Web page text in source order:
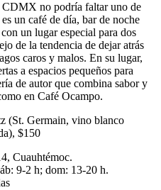
CDMX no podría faltar uno de
es un café de día, bar de noche
un lugar especial para dos
de la tendencia de dejar atrás
caros y malos. En su lugar,
a espacios pequeños para
de autor que combina sabor y
en Café Ocampo.
(St. Germain, vino blanco
$150
Cuauhtémoc.
9-2 h; dom: 13-20 h.